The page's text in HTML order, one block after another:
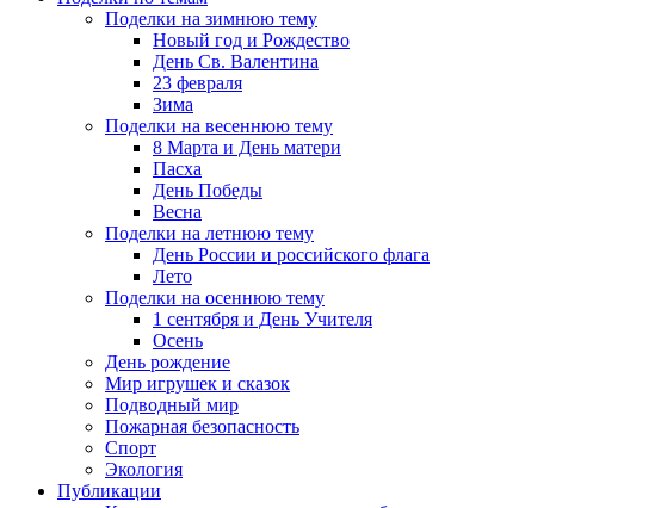
Поделки на зимнюю тему
Новый год и Рождество
День Св. Валентина
23 февраля
Зима
Поделки на весеннюю тему
8 Марта и День матери
Пасха
День Победы
Весна
Поделки на летнюю тему
День России и российского флага
Лето
Поделки на осеннюю тему
1 сентября и День Учителя
Осень
День рождение
Мир игрушек и сказок
Подводный мир
Пожарная безопасность
Спорт
Экология
Публикации